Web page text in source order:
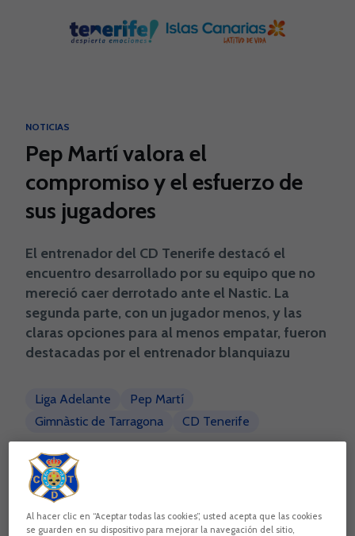
NOTICIAS
Pep Martí valora el
compromiso y el esfuerzo de
sus jugadores
El entrenador del CD Tenerife destacó el
encuentro desarrollado por su equipo que no
mereció caer derrotado ante el Nastic. La
segunda parte, con un jugador menos, y las
claras opciones para al menos empatar, fueron
destacadas por el entrenador blanquiazu
Liga Adelante
Pep Martí
Gimnàstic de Tarragona
CD Tenerife
Al hacer clic en “Aceptar todas las cookies”, usted acepta que las cookies
se guarden en su dispositivo para mejorar la navegación del sitio,